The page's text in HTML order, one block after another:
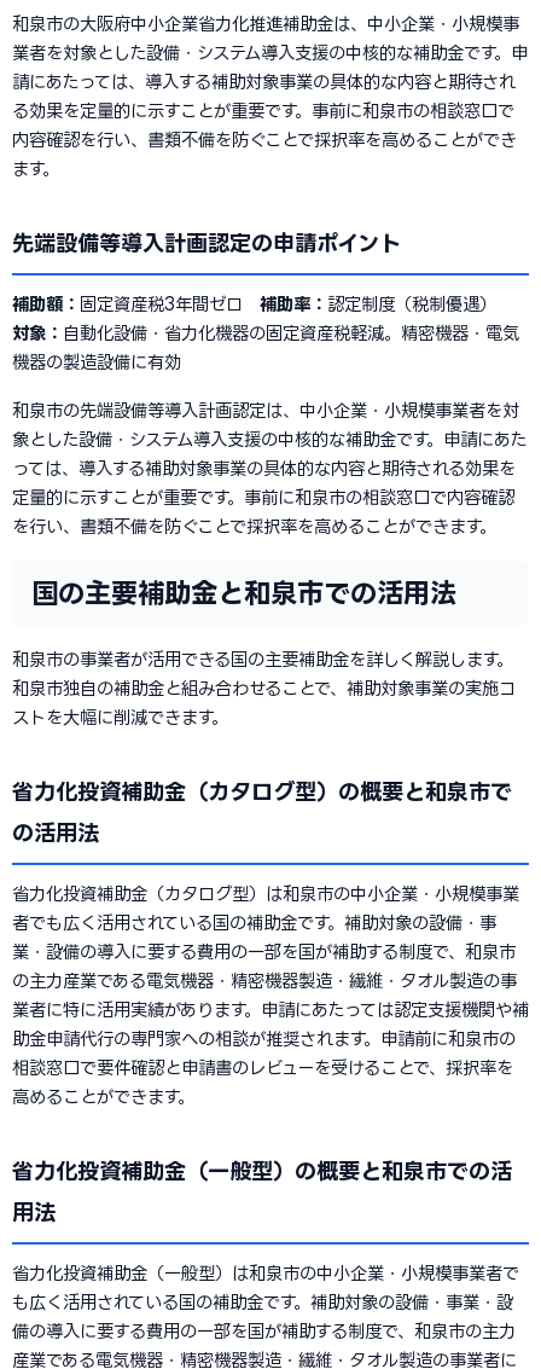
和泉市の大阪府中小企業省力化推進補助金は、中小企業・小規模事
業者を対象とした設備・システム導入支援の中核的な補助金です。申
請にあたっては、導入する補助対象事業の具体的な内容と期待され
る効果を定量的に示すことが重要です。事前に和泉市の相談窓口で
内容確認を行い、書類不備を防ぐことで採択率を高めることができ
ます。
先端設備等導入計画認定の申請ポイント
補助額： 固定資産税3年間ゼロ 補助率： 認定制度（税制優遇）
対象： 自動化設備・省力化機器の固定資産税軽減。精密機器・電気
機器の製造設備に有効
和泉市の先端設備等導入計画認定は、中小企業・小規模事業者を対
象とした設備・システム導入支援の中核的な補助金です。申請にあた
っては、導入する補助対象事業の具体的な内容と期待される効果を
定量的に示すことが重要です。事前に和泉市の相談窓口で内容確認
を行い、書類不備を防ぐことで採択率を高めることができます。
国の主要補助金と和泉市での活用法
和泉市の事業者が活用できる国の主要補助金を詳しく解説します。
和泉市独自の補助金と組み合わせることで、補助対象事業の実施コ
ストを大幅に削減できます。
省力化投資補助金（カタログ型）の概要と和泉市で
の活用法
省力化投資補助金（カタログ型）は和泉市の中小企業・小規模事業
者でも広く活用されている国の補助金です。補助対象の設備・事
業・設備の導入に要する費用の一部を国が補助する制度で、和泉市
の主力産業である電気機器・精密機器製造・繊維・タオル製造の事
業者に特に活用実績があります。申請にあたっては認定支援機関や補
助金申請代行の専門家への相談が推奨されます。申請前に和泉市の
相談窓口で要件確認と申請書のレビューを受けることで、採択率を
高めることができます。
省力化投資補助金（一般型）の概要と和泉市での活
用法
省力化投資補助金（一般型）は和泉市の中小企業・小規模事業者で
も広く活用されている国の補助金です。補助対象の設備・事業・設
備の導入に要する費用の一部を国が補助する制度で、和泉市の主力
産業である電気機器・精密機器製造・繊維・タオル製造の事業者に